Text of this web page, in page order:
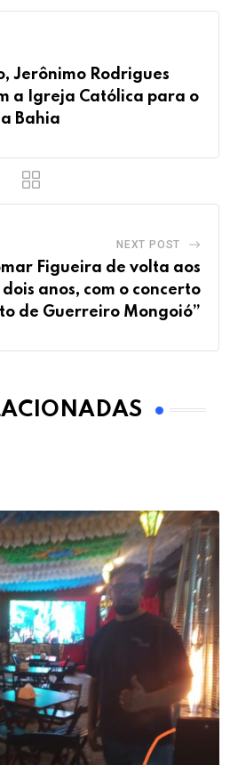
Jerônimo Rodrigues
a Igreja Católica para o
Bahia
NEXT POST
Figueira de volta aos
anos, com o concerto
de Guerreiro Mongoió”